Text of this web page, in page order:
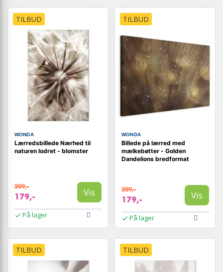
TILBUD
WONDA
Lærredsbillede Nærhed til
naturen lodret - blomster
209,-
179,- Vis
På lager
TILBUD
WONDA
Billede på lærred med
mælkebøtter - Golden
Dandelions bredformat
209,-
179,- Vis
På lager
TILBUD TILBUD